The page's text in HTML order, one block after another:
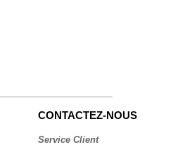
CONTACTEZ-NOUS
Service Client